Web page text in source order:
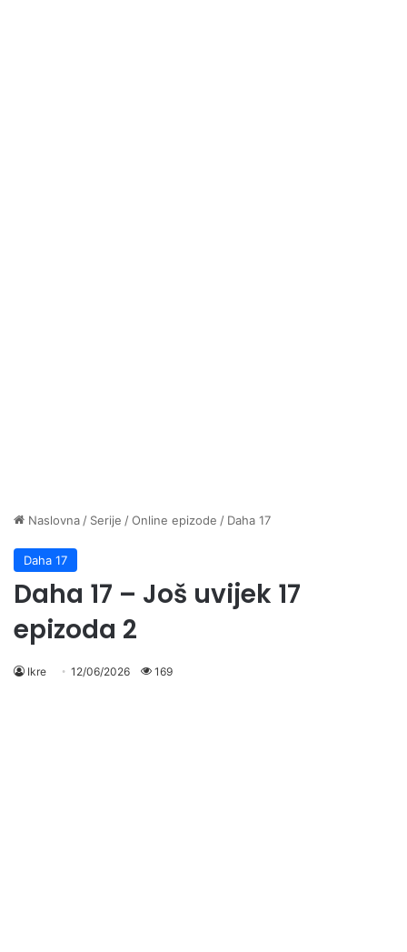
Naslovna / Serije /Online epizode / Daha 17
Daha 17
Daha 17 – Još uvijek 17
epizoda 2
Ikre 12/06/2026 169